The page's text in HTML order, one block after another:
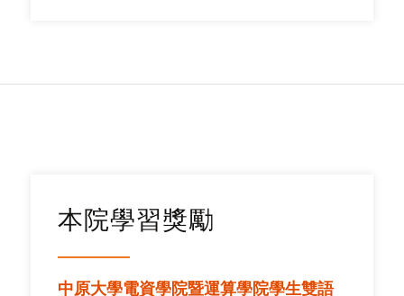
本院學習獎勵
中原大學電資學院暨運算學院學生雙語